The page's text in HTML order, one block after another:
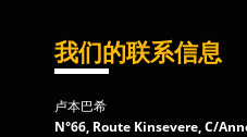
我们的联系信息
卢本巴希
N°66, Route Kinsevere, C/